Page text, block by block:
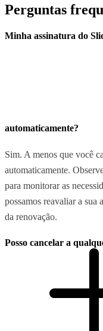
Perguntas
Minha assinatura do
automaticamente?
Sim. A menos que você
automaticamente.
para monitorar as
possamos reavaliar a sua
da renovação.
Posso cancelar a